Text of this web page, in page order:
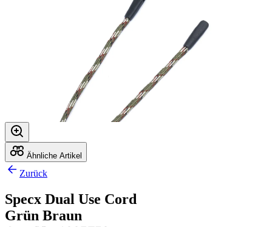
Ähnliche Artikel
Zurück
Specx Dual Use Cord
Grün Braun